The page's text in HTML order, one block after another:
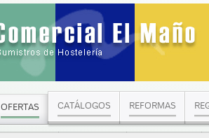
OFERTAS CATÁLOGOS REFORMAS